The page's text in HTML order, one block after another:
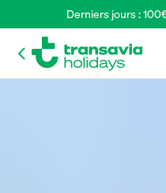
Derniers jours :